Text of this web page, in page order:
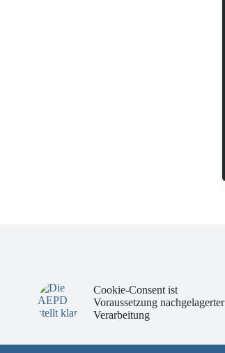
Cookie-Consent ist
Voraussetzung nachgelagerter
Verarbeitung